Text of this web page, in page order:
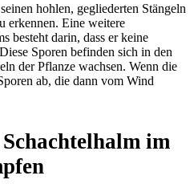
hohlen, gegliederten Stängeln
erkennen. Eine weitere
besteht darin, dass er keine
Sporen befinden sich in den
der Pflanze wachsen. Wenn die
ab, die dann vom Wind
im